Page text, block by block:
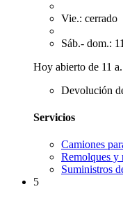
Vie.: cerrado
Sáb.- dom.:
Hoy abierto de 11
Devolución
Servicios
Camiones
Remolques y
Suministros
5